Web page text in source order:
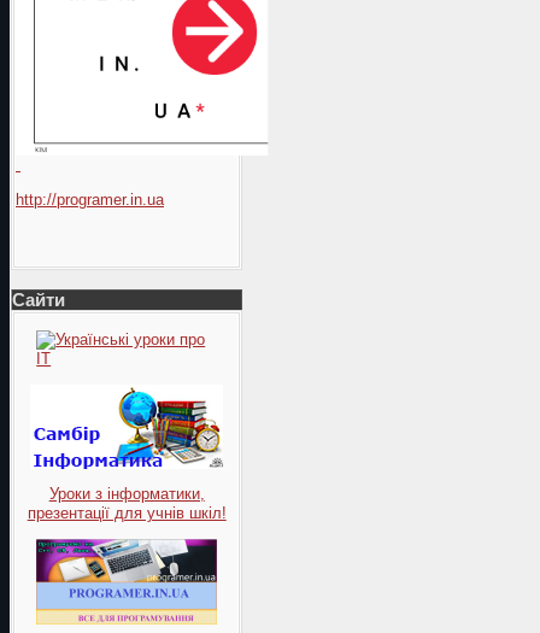
http://programer.in.ua
Сайти
Уроки з інформатики,
презентації для учнів шкіл!